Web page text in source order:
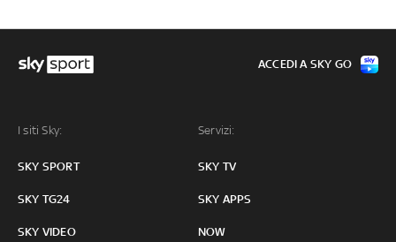
I siti Sky:
SKY SPORT
SKY TG24
SKY VIDEO
Servizi:
SKY TV
SKY APPS
NOW
ACCEDI A SKY GO